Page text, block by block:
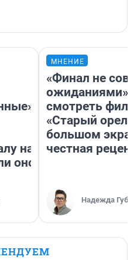
на
оно
МНЕНИЕ
«Финал не
ожиданиями»:
смотреть
«Старый орел»
большом
честная
Надежда